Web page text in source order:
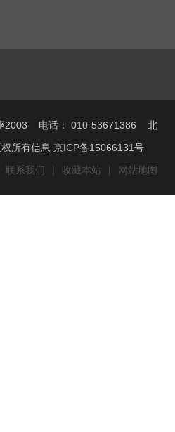
2003 电话： 010-53671386 北
所有信息 京ICP备15066131号
联系我们
| 收藏本站 | 网站地图